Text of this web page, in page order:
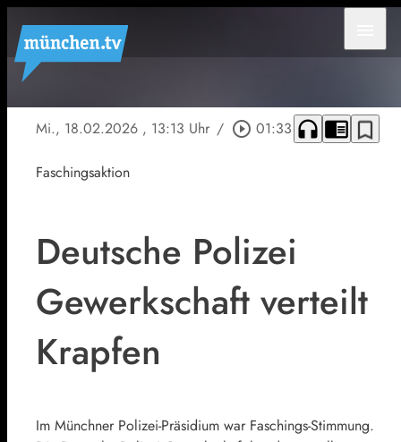
Mi., 18.02.2026 , 13:13 Uhr / play_circle_outline 01:33 headphones chrome_reader_mode bookmark_border
Faschingsaktion
Deutsche Polizei
Gewerkschaft verteilt
Krapfen
Im Münchner Polizei-Präsidium war Faschings-Stimmung.